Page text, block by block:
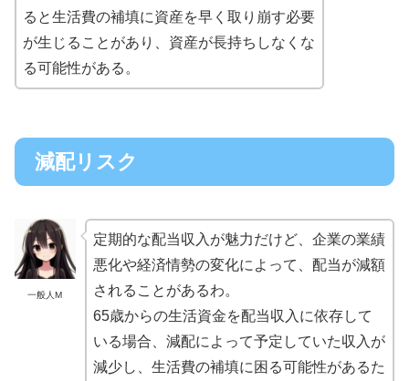
ると生活費の補填に資産を早く取り崩す必要
が生じることがあり、資産が長持ちしなくな
る可能性がある。
減配リスク
一般人M
定期的な配当収入が魅力だけど、企業の業績
悪化や経済情勢の変化によって、配当が減額
されることがあるわ。
65歳からの生活資金を配当収入に依存して
いる場合、減配によって予定していた収入が
減少し、生活費の補填に困る可能性があるた